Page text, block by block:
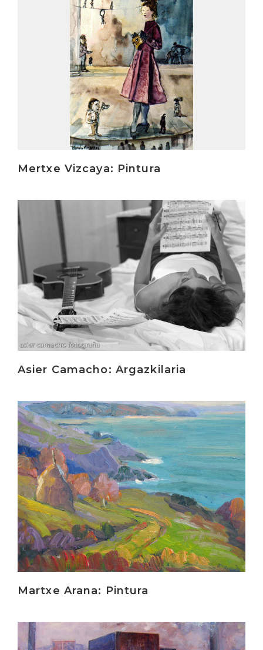
Mertxe Vizcaya: Pintura
Asier Camacho: Argazkilaria
Irakurri
Martxe Arana: Pintura
Irakurri
Irakurri